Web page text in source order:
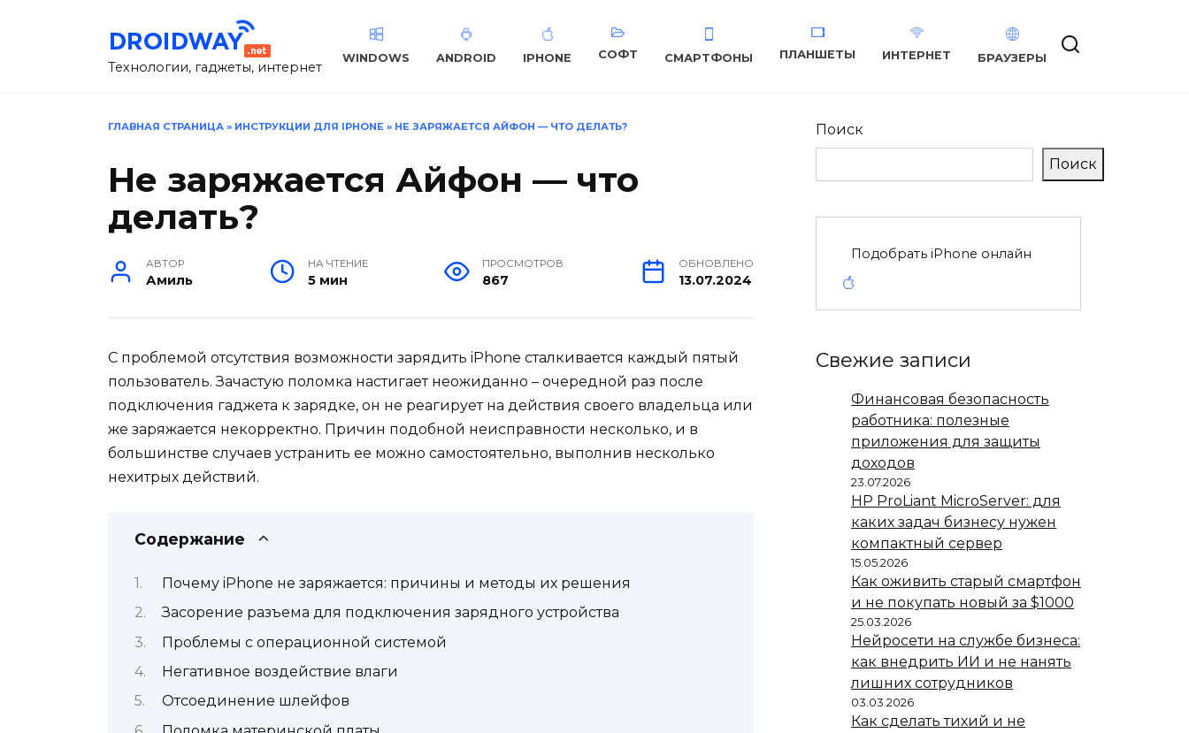
Технологии, гаджеты, интернет
WINDOWS ANDROID IPHONE СОФТ СМАРТФОНЫ ПЛАНШЕТЫ ИНТЕРНЕТ БРАУЗЕРЫ
ГЛАВНАЯ СТРАНИЦА » ИНСТРУКЦИИ ДЛЯ IPHONE » НЕ ЗАРЯЖАЕТСЯ АЙФОН — ЧТО ДЕЛАТЬ?
Не заряжается Айфон — что
делать?
АВТОР
Амиль
НА ЧТЕНИЕ
5 мин
ПРОСМОТРОВ
867
ОБНОВЛЕНО
13.07.2024
С проблемой отсутствия возможности зарядить iPhone сталкивается каждый пятый
пользователь. Зачастую поломка настигает неожиданно – очередной раз после
подключения гаджета к зарядке, он не реагирует на действия своего владельца или
же заряжается некорректно. Причин подобной неисправности несколько, и в
большинстве случаев устранить ее можно самостоятельно, выполнив несколько
нехитрых действий.
Содержание
Почему iPhone не заряжается: причины и методы их решения
Засорение разъема для подключения зарядного устройства
Проблемы с операционной системой
Негативное воздействие влаги
Отсоединение шлейфов
Поиск
Поиск
Подобрать iPhone онлайн
Свежие записи
Финансовая безопасность
работника: полезные
приложения для защиты
доходов
23.07.2026
HP ProLiant MicroServer: для
каких задач бизнесу нужен
компактный сервер
15.05.2026
Как оживить старый смартфон
и не покупать новый за $1000
25.03.2026
Нейросети на службе бизнеса:
как внедрить ИИ и не нанять
лишних сотрудников
03.03.2026
Как сделать тихий и не